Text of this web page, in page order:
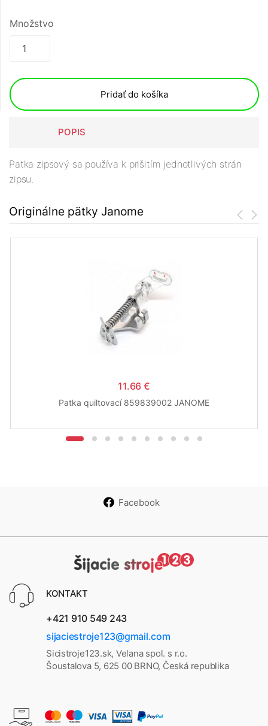
Množstvo
Pridať do košíka
POPIS
Patka zipsový sa používa k prišitím jednotlivých strán
zipsu.
Originálne pätky Janome
11.66 €
Patka quiltovací 859839002 JANOME
Facebook
KONTAKT
+421 910 549 243
sijaciestroje123@gmail.com
Sicistroje123.sk, Velana spol. s r.o.
Šoustalova 5, 625 00 BRNO, Česká republika